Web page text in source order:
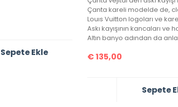
Sepete Ekle €135,00
Sepete